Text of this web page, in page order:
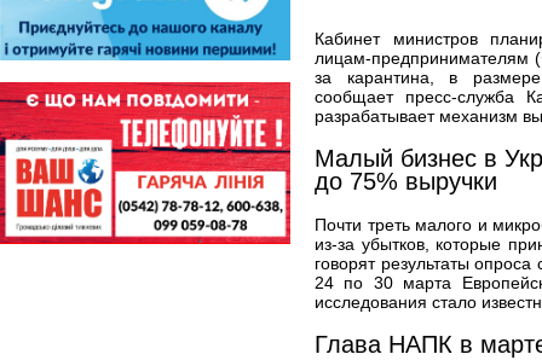
Кабинет министров
лицам-предпринимателям
за карантина, в
сообщает пресс-служба
разрабатывает механизм
Малый бизнес в
до 75% выручки
Почти треть малого и
из-за убытков, которые
говорят результаты
24 по 30 марта
исследования стало
Глава НАПК в